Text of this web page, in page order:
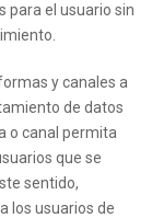
para el usuario sin
y canales a
de datos
o canal permita
que se
sentido,
los usuarios de